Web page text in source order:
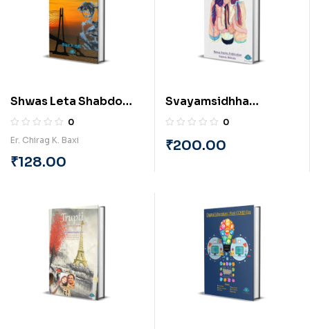
Shwas Leta Shabdo
(Gujarati) By Chirag
Baxi
0
Er. Chirag K. Baxi
₹128.00
Svayamsidhha
(Gujarati) By Sarla
Vakharia
0
₹200.00